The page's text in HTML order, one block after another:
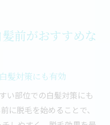
前がおすすめな
髪対策にも有効
い部位での白髪対策にも
に脱毛を始めることで、